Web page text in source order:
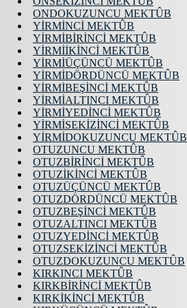
ONDOKUZUNCU MEKTÛB
YİRMİNCİ MEKTÛB
YİRMİBİRİNCİ MEKTÛB
YİRMİİKİNCİ MEKTÛB
YİRMİÜÇÜNCÜ MEKTÛB
YİRMİDÖRDÜNCÜ MEKTÛB
YİRMİBEŞİNCİ MEKTÛB
YİRMİALTINCI MEKTÛB
YİRMİYEDİNCİ MEKTÛB
YİRMİSEKİZİNCİ MEKTÛB
YİRMİDOKUZUNCU MEKTÛB
OTUZUNCU MEKTÛB
OTUZBİRİNCİ MEKTÛB
OTUZİKİNCİ MEKTÛB
OTUZÜÇÜNCÜ MEKTÛB
OTUZDÖRDÜNCÜ MEKTÛB
OTUZBEŞİNCİ MEKTÛB
OTUZALTINCI MEKTÛB
OTUZYEDİNCİ MEKTÛB
OTUZSEKİZİNCİ MEKTÛB
OTUZDOKUZUNCU MEKTÛB
KIRKINCI MEKTÛB
KIRKBİRİNCİ MEKTÛB
KIRKİKİNCİ MEKTÛB